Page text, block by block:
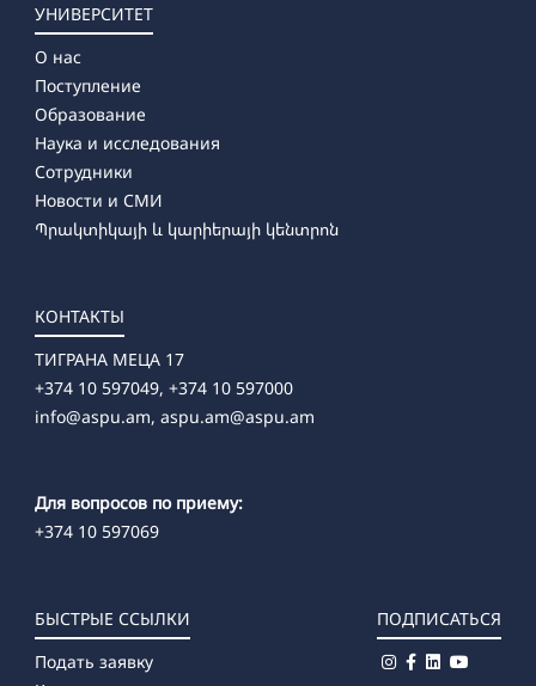
УНИВЕРСИТЕТ
О нас
Поступление
Образование
Наука и исследования
Сотрудники
Новости и СМИ
Պրակտիկայի և կարիերայի կենտրոն
КОНТАКТЫ
ТИГРАНА МЕЦА 17
+374 10 597049, +374 10 597000
info@aspu.am, aspu.am@aspu.am
Для вопросов по приему:
+374 10 597069
БЫСТРЫЕ ССЫЛКИ
Подать заявку
ПОДПИСАТЬСЯ